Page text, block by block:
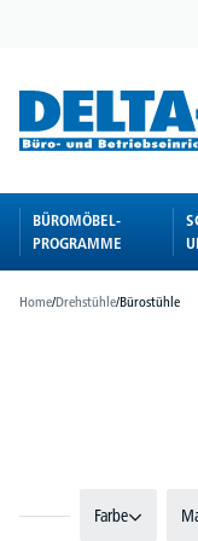
BÜROMÖBEL-
PROGRAMME
Home/Drehstühle/Bürostühle
Farbe